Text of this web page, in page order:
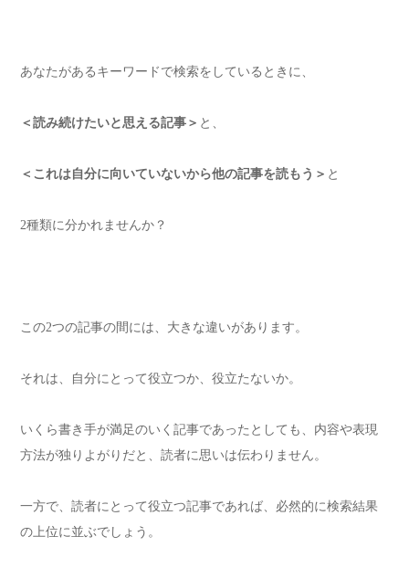
あなたがあるキーワードで検索をしているときに、
＜読み続けたいと思える記事＞ と、
＜これは自分に向いていないから他の記事を読もう＞ と
2種類に分かれませんか？
この2つの記事の間には、大きな違いがあります。
それは、自分にとって役立つか、役立たないか。
いくら書き手が満足のいく記事であったとしても、内容や表現
方法が独りよがりだと、読者に思いは伝わりません。
一方で、読者にとって役立つ記事であれば、必然的に検索結果
の上位に並ぶでしょう。